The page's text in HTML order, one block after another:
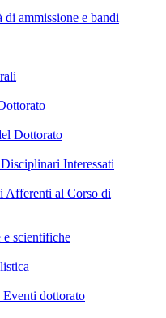
ammissione e bandi
Dottorato
Interessati
Afferenti al Corso di
e scientifiche
dottorato